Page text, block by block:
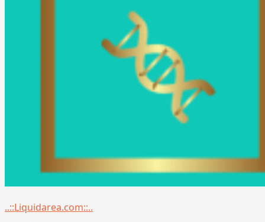
Menu
..::Liquidarea.com::..